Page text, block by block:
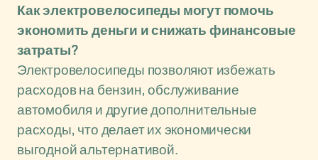
Как электровелосипеды могут помочь
экономить деньги и снижать финансовые
затраты?
Электровелосипеды позволяют избежать
расходов на бензин, обслуживание
автомобиля и другие дополнительные
расходы, что делает их экономически
выгодной альтернативой.